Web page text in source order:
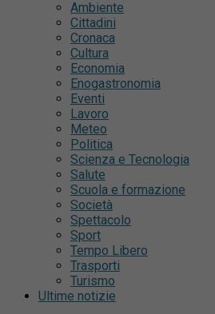
Ambiente
Cittadini
Cronaca
Cultura
Economia
Enogastronomia
Eventi
Lavoro
Meteo
Politica
Scienza e Tecnologia
Salute
Scuola e formazione
Società
Spettacolo
Sport
Tempo Libero
Trasporti
Turismo
Ultime notizie